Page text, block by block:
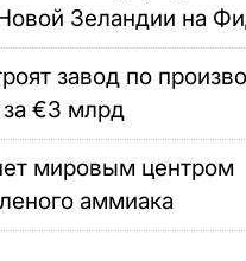
Зеландии на
завод по
за €3 млрд
мировым центром
аммиака